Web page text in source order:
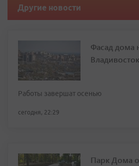
Другие новости
Фасад дома
Работы завершат осенью
сегодня, 22:29
Парк Дома